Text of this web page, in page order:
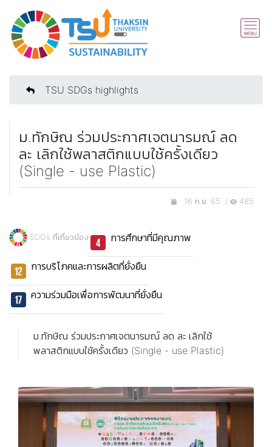
TSU SDGs highlights
ม.ทักษิณ ร่วมประกาศเจตนารมณ์ ลด
ละ เลิกใช้พลาสติกแบบใช้ครั้งเดียว
(Single - use Plastic)
16 ก.ย. 65 / 485
SDGs ที่เกี่ยวข้อง การศึกษาที่มีคุณภาพ
การบริโภคและการผลิตที่ยั่งยืน
ความร่วมมือเพื่อการพัฒนาที่ยั่งยืน
ม.ทักษิณ ร่วมประกาศเจตนารมณ์ ลด ละ เลิกใช้
พลาสติกแบบใช้ครั้งเดียว (Single - use Plastic)